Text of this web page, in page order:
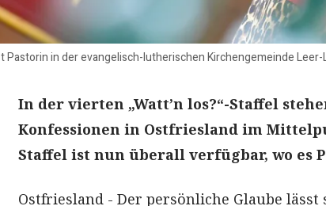
Pastorin in der evangelisch-lutherischen Kirchengemeinde Leer-
In der vierten „Watt’n los?“-Staffel
Konfessionen in Ostfriesland im
Staffel ist nun überall verfügbar, wo es
Ostfriesland - Der persönliche Glaube lässt